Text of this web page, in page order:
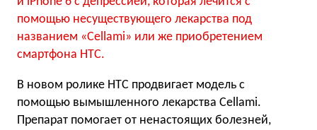
помощью несуществующего лекарства под
названием «Cellami» или же приобретением
смартфона HTC.
В новом ролике HTC продвигает модель с
помощью вымышленного лекарства Cellami.
Препарат помогает от ненастоящих болезней,